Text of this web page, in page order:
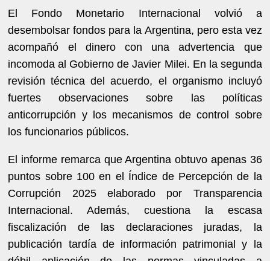
El Fondo Monetario Internacional volvió a
desembolsar fondos para la Argentina, pero esta vez
acompañó el dinero con una advertencia que
incomoda al Gobierno de Javier Milei. En la segunda
revisión técnica del acuerdo, el organismo incluyó
fuertes observaciones sobre las políticas
anticorrupción y los mecanismos de control sobre
los funcionarios públicos.
El informe remarca que Argentina obtuvo apenas 36
puntos sobre 100 en el Índice de Percepción de la
Corrupción 2025 elaborado por Transparencia
Internacional. Además, cuestiona la escasa
fiscalización de las declaraciones juradas, la
publicación tardía de información patrimonial y la